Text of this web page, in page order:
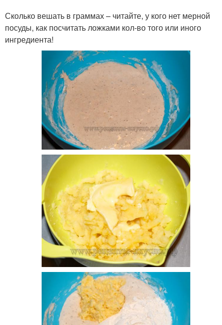
Сколько вешать в граммах – читайте, у кого нет мерной
посуды, как посчитать ложками кол-во того или иного
ингредиента!